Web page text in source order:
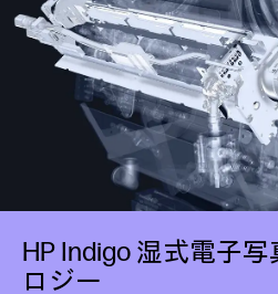
HP Indigo 湿式電子写
ロジー